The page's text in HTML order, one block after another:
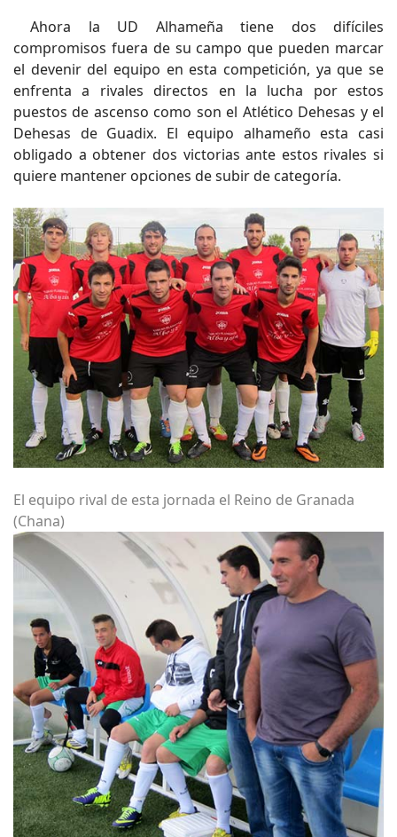
Ahora la UD Alhameña tiene dos difíciles
compromisos fuera de su campo que pueden marcar
el devenir del equipo en esta competición, ya que se
enfrenta a rivales directos en la lucha por estos
puestos de ascenso como son el Atlético Dehesas y el
Dehesas de Guadix. El equipo alhameño esta casi
obligado a obtener dos victorias ante estos rivales si
quiere mantener opciones de subir de categoría.
El equipo rival de esta jornada el Reino de Granada
(Chana)